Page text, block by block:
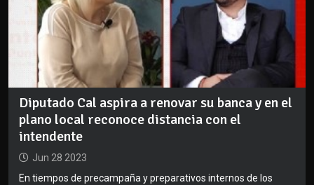
Diputado Cal aspira a renovar su banca y en el
plano local reconoce distancia con el
intendente
Jun 28 2023
En tiempos de precampaña y preparativos internos de los